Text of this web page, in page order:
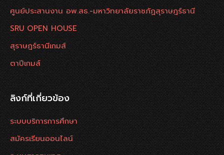
ศูนย์ประสานงาน อพ.สธ.-มหาวิทยาลัยราชภัฏสุราษฎร์ธานี
SRU OPEN HOUSE
สุราษฎร์ธานีเกมส์
ตาปีเกมส์
ลิงก์ที่เกี่ยวข้อง
ระบบบริการการศึกษา
สมัครเรียนออนไลน์